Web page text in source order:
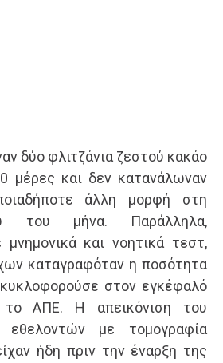
δύο φλιτζάνια ζεστού κακάο
μέρες και δεν κατανάλωναν
άλλη μορφή στη
του μήνα. Παράλληλα,
και νοητικά τεστ,
καταγραφόταν η ποσότητα
στον εγκέφαλό
το ΑΠΕ. Η απεικόνιση του
με τομογραφία
ήδη πριν την έναρξη της